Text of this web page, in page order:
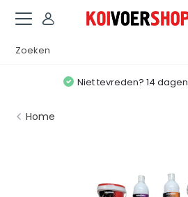
Niet tevreden? 14 dagen
Home